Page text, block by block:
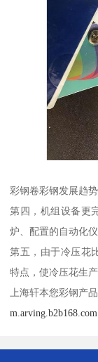
彩钢卷彩钢发展趋势
第四，机组设备更
炉、配置的自动化仪
第五，由于冷压花
特点，使冷压花生
上海轩本您彩钢产
m.arving.b2b168.com